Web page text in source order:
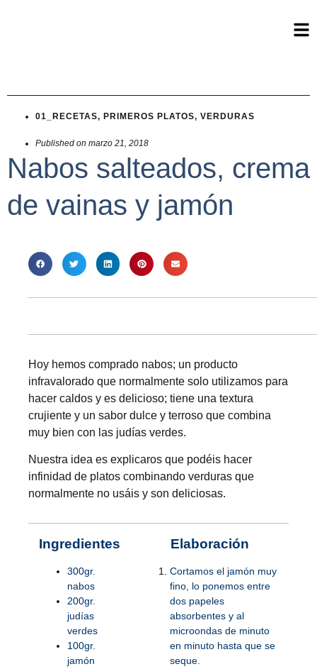
01_RECETAS, PRIMEROS PLATOS, VERDURAS
Published on marzo 21, 2018
Nabos salteados, crema
de vainas y jamón
Hoy hemos comprado nabos; un producto
infravalorado que normalmente solo utilizamos para
hacer caldos y es delicioso; tiene una textura
crujiente y un sabor dulce y terroso que combina
muy bien con las judías verdes.
Nuestra idea es explicaros que podéis hacer
infinidad de platos combinando verduras que
normalmente no usáis y son deliciosas.
Ingredientes
300gr.
nabos
200gr.
judías
verdes
100gr.
jamón
Elaboración
Cortamos el jamón muy
fino, lo ponemos entre
dos papeles
absorbentes y al
microondas de minuto
en minuto hasta que se
seque.